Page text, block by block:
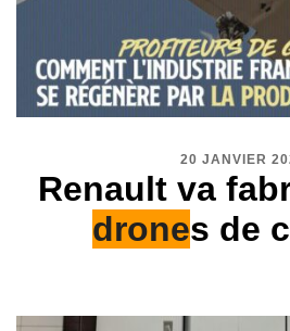
20 JANVIER
Renault va
drones de